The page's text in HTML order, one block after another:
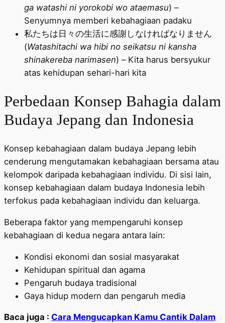
ga watashi ni yorokobi wo ataemasu) –
Senyumnya memberi kebahagiaan padaku
私たちは日々の生活に感謝しなければなりません
(Watashitachi wa hibi no seikatsu ni kansha
shinakereba narimasen) – Kita harus bersyukur
atas kehidupan sehari-hari kita
Perbedaan Konsep Bahagia dalam
Budaya Jepang dan Indonesia
Konsep kebahagiaan dalam budaya Jepang lebih
cenderung mengutamakan kebahagiaan bersama atau
kelompok daripada kebahagiaan individu. Di sisi lain,
konsep kebahagiaan dalam budaya Indonesia lebih
terfokus pada kebahagiaan individu dan keluarga.
Beberapa faktor yang mempengaruhi konsep
kebahagiaan di kedua negara antara lain:
Kondisi ekonomi dan sosial masyarakat
Kehidupan spiritual dan agama
Pengaruh budaya tradisional
Gaya hidup modern dan pengaruh media
Baca juga : Cara Mengucapkan Kamu Cantik Dalam